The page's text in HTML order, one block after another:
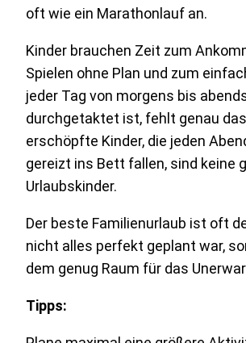
oft wie ein Marathonlauf an.
Kinder brauchen Zeit zum
Spielen ohne Plan und zum
jeder Tag von morgens bis
durchgetaktet ist, fehlt genau
erschöpfte Kinder, die jeden
gereizt ins Bett fallen, sind keine
Urlaubskinder.
Der beste Familienurlaub ist oft
nicht alles perfekt geplant war,
dem genug Raum für das
Tipps: